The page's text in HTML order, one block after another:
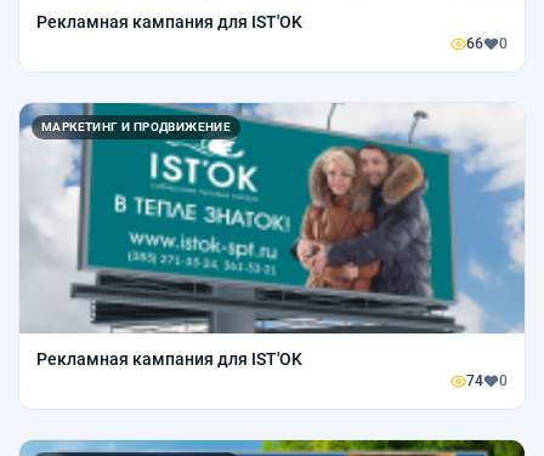
Рекламная кампания для IST'OK
66 0
МАРКЕТИНГ И ПРОДВИЖЕНИЕ
Рекламная кампания для IST'OK
74 0